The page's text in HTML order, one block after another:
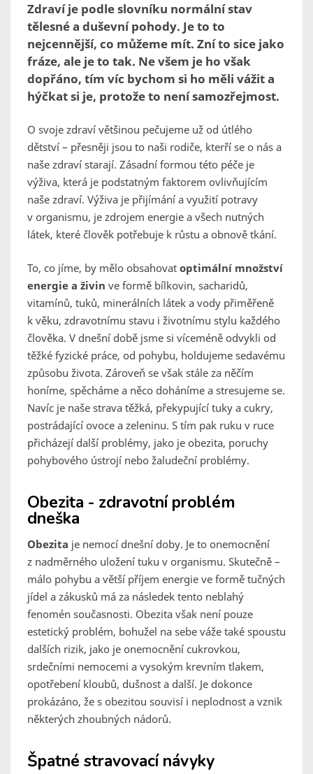
Zdraví je podle slovníku normální stav
tělesné a duševní pohody. Je to to
nejcennější, co můžeme mít. Zní to sice jako
fráze, ale je to tak. Ne všem je ho však
dopřáno, tím víc bychom si ho měli vážit a
hýčkat si je, protože to není samozřejmost.
O svoje zdraví většinou pečujeme už od útlého
dětství – přesněji jsou to naši rodiče, kterří se o nás a
naše zdraví starají. Zásadní formou této péče je
výživa, která je podstatným faktorem ovlivňujícím
naše zdraví. Výživa je přijímání a využití potravy
v organismu, je zdrojem energie a všech nutných
látek, které člověk potřebuje k růstu a obnově tkání.
To, co jíme, by mělo obsahovat optimální množství
energie a živin ve formě bílkovin, sacharidů,
vitamínů, tuků, minerálních látek a vody přiměřeně
k věku, zdravotnímu stavu i životnímu stylu každého
člověka. V dnešní době jsme si víceméně odvykli od
těžké fyzické práce, od pohybu, holdujeme sedavému
způsobu života. Zároveň se však stále za něčím
honíme, spěcháme a něco doháníme a stresujeme se.
Navíc je naše strava těžká, překypující tuky a cukry,
postrádající ovoce a zeleninu. S tím pak ruku v ruce
přicházejí další problémy, jako je obezita, poruchy
pohybového ústrojí nebo žaludeční problémy.
Obezita - zdravotní problém
dneška
Obezita je nemocí dnešní doby. Je to onemocnění
z nadměrného uložení tuku v organismu. Skutečně –
málo pohybu a větší příjem energie ve formě tučných
jídel a zákusků má za následek tento neblahý
fenomén současnosti. Obezita však není pouze
estetický problém, bohužel na sebe váže také spoustu
dalších rizik, jako je onemocnění cukrovkou,
srdečními nemocemi a vysokým krevním tlakem,
opotřebení kloubů, dušnost a další. Je dokonce
prokázáno, že s obezitou souvisí i neplodnost a vznik
některých zhoubných nádorů.
Špatné stravovací návyky